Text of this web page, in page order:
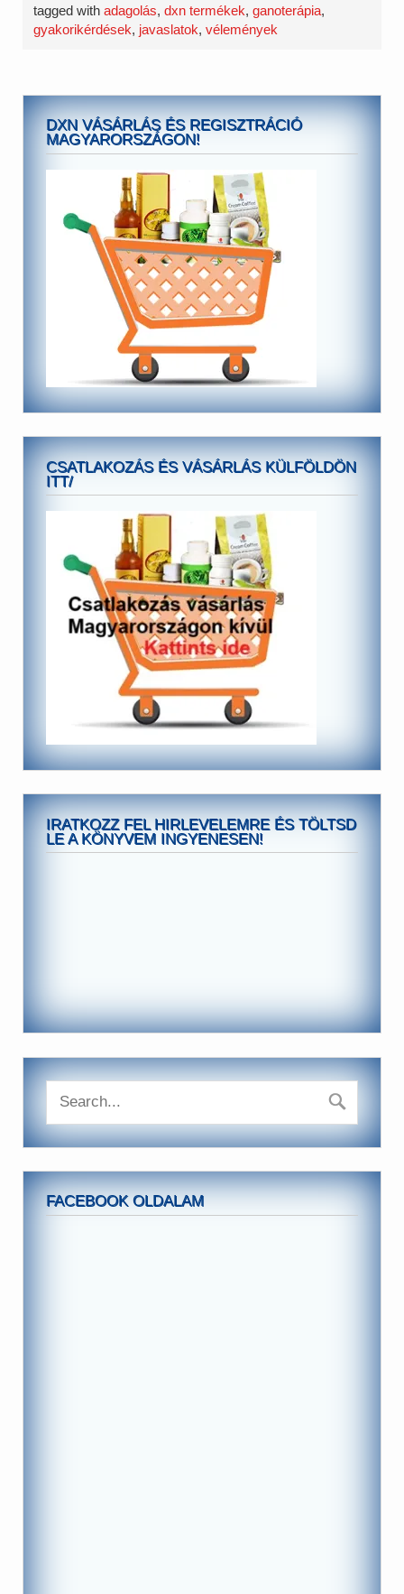
tagged withadagolás,dxn termékek,ganoterápia,
gyakorikérdések, javaslatok,vélemények
DXN VÁSÁRLÁS ÉS REGISZTRÁCIÓ
MAGYARORSZÁGON!
CSATLAKOZÁS ÉS VÁSÁRLÁS KÜLFÖLDÖN
ITT/
IRATKOZZ FEL HIRLEVELEMRE ÉS TÖLTSD
LE A KÖNYVEM INGYENESEN!
FACEBOOK OLDALAM